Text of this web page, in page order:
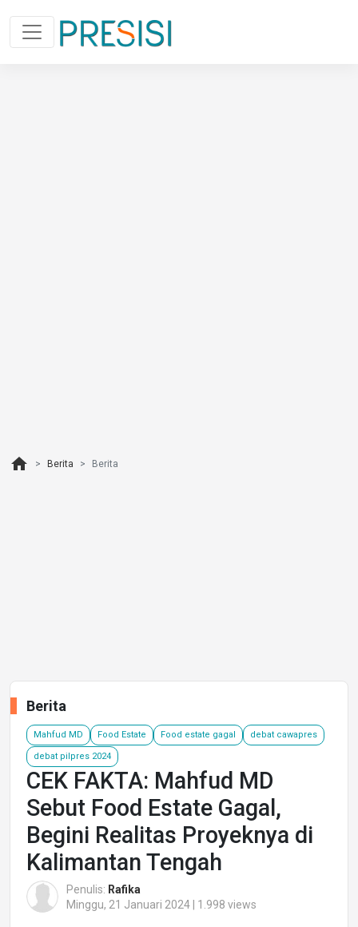
home Berita Berita
Berita
Mahfud MD Food Estate Food estate gagal debat cawapres
debat pilpres 2024
CEK FAKTA: Mahfud MD
Sebut Food Estate Gagal,
Begini Realitas Proyeknya di
Kalimantan Tengah
Penulis: Rafika
Minggu, 21 Januari 2024 | 1.998 views